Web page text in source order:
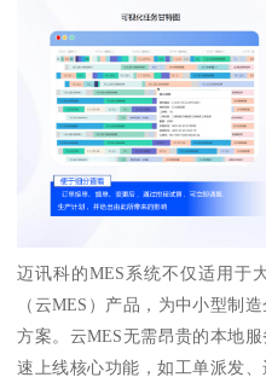
迈讯科的MES系统不仅适用于
（云MES）产品，为中小型制
方案。云MES无需昂贵的本地
速上线核心功能，如工单派发